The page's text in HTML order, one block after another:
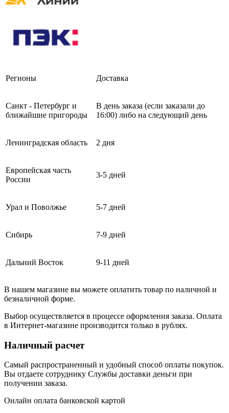
Регионы Доставка
Санкт - Петербург и
ближайшие пригороды
В день заказа (если заказали до
16:00) либо на следующий день
Ленинградская область 2 дня
Европейская часть
России
3-5 дней
Урал и Поволжье 5-7 дней
Сибирь 7-9 дней
Дальний Восток 9-11 дней
В нашем магазине вы можете оплатить товар по наличной и
безналичной форме.
Выбор осуществляется в процессе оформления заказа. Оплата
в Интернет-магазине производится только в рублях.
Наличный расчет
Самый распространенный и удобный способ оплаты покупок.
Вы отдаете сотруднику Службы доставки деньги при
получении заказа.
Онлайн оплата банковской картой